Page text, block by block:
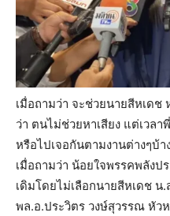
เมื่อถามว่า จะช่วยนายสีหเดช
ว่า ตนไม่ช่วยหาเสียง แต่เวลา
หรือไปเจอกันตามงานต่างๆบ้
เมื่อถามว่า น้อยใจพรรคพลัง
เดิมโดยไม่เลือกนายสีหเดช
พล.อ.ประวิตร วงษ์สุวรรณ หัว